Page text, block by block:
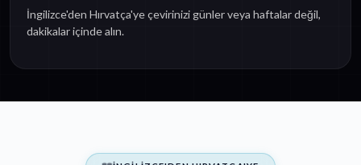
İngilizce'den Hırvatça'ye çevirinizi günler veya haftalar değil,
dakikalar içinde alın.